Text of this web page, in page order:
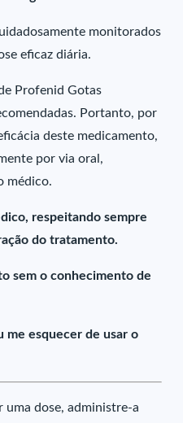
monitorados
eficaz diária.
Profenid Gotas
Portanto, por
deste medicamento,
por via oral,
médico.
respeitando sempre
do tratamento.
sem o conhecimento de
me esquecer de usar o
uma dose, administre-a